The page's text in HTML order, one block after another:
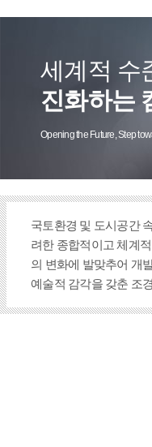
세계적 수
진화하는
Opening the Future, Step
국토환경 및 도시공간
려한 종합적이고 체계
의 변화에 발맞추어 개
예술적 감각을 갖춘 조